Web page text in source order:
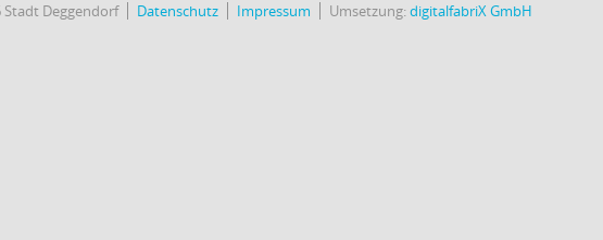
Stadt Deggendorf Datenschutz Impressum Umsetzung:digitalfabriX GmbH